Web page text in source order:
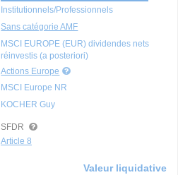
Institutionnels/Professionnels
Sans catégorie AMF
MSCI EUROPE (EUR) dividendes nets
réinvestis (a posteriori)
Actions Europe
MSCI Europe NR
KOCHER Guy
SFDR
Article 8
Valeur liquidative